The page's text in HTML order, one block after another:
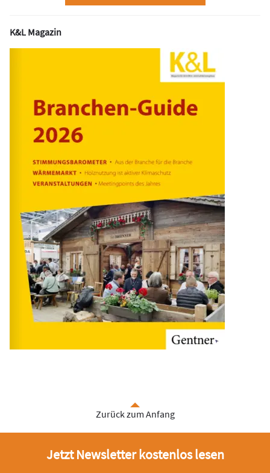
K&L Magazin
Zurück zum Anfang
Jetzt Newsletter kostenlos lesen